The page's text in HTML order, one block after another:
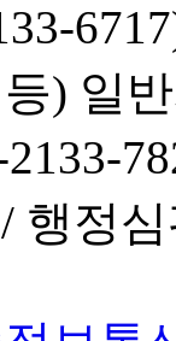
) 일
행정심